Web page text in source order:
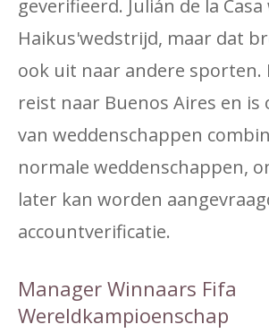
geverifieerd. Julián de la
Haikus'wedstrijd, maar dat
ook uit naar andere sporten.
reist naar Buenos Aires en is
van weddenschappen
normale weddenschappen,
later kan worden
accountverificatie.
Manager Winnaars Fifa
Wereldkampioenschap